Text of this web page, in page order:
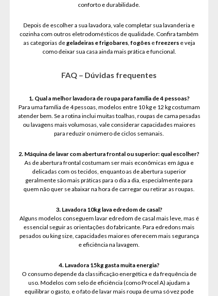
conforto e durabilidade.
Depois de escolher a sua lavadora, vale completar sua lavanderia e
cozinha com outros eletrodomésticos de qualidade. Confira também
as categorias degeladeiras e frigobares, fogõesefreezerse veja
como deixar sua casa ainda mais prática e funcional.
FAQ – Dúvidas frequentes
1. Qual a melhor lavadora de roupa para família de 4 pessoas?
Para uma família de 4 pessoas, modelos entre 10 kg e 12 kg costumam
atender bem. Se a rotina inclui muitas toalhas, roupas de cama pesadas
ou lavagens mais volumosas, vale considerar capacidades maiores
para reduzir o número de ciclos semanais.
2. Máquina de lavar com abertura frontal ou superior: qual escolher?
As de abertura frontal costumam ser mais econômicas em água e
delicadas com os tecidos, enquanto as de abertura superior
geralmente são mais práticas para o dia a dia, especialmente para
quem não quer se abaixar na hora de carregar ou retirar as roupas.
3. Lavadora 10kg lava edredom de casal?
Alguns modelos conseguem lavar edredom de casal mais leve, mas é
essencial seguir as orientações do fabricante. Para edredons mais
pesados ou king size, capacidades maiores oferecem mais segurança
e eficiência na lavagem.
4. Lavadora 15kg gasta muita energia?
O consumo depende da classificação energética e da frequência de
uso. Modelos com selo de eficiência (como Procel A) ajudam a
equilibrar o gasto, e o fato de lavar mais roupa de uma só vez pode